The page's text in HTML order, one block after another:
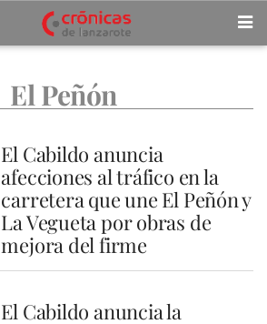
El Peñón
El Cabildo anuncia
afecciones al tráfico en la
carretera que une El Peñón y
La Vegueta por obras de
mejora del firme
El Cabildo anuncia la